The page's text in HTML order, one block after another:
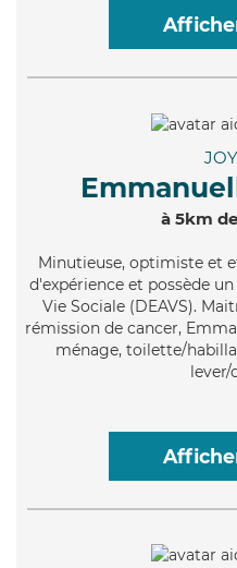
à 5km
Minutieuse, optimiste et
d'expérience et possède
Vie Sociale (DEAVS).
rémission de cancer,
ménage, toilette/
lever/